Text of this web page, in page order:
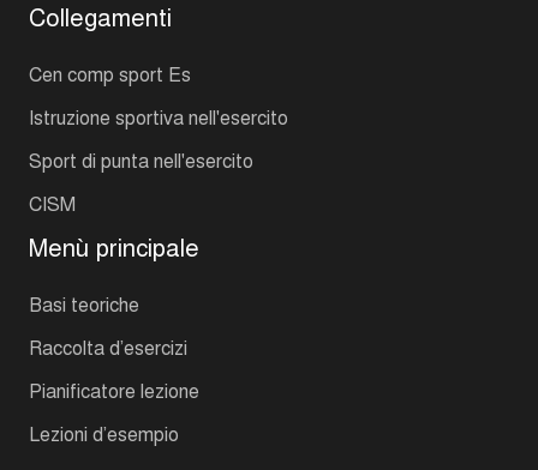
Collegamenti
Cen comp sport Es
Istruzione sportiva nell'esercito
Sport di punta nell'esercito
CISM
Menù principale
Basi teoriche
Raccolta d’esercizi
Pianificatore lezione
Lezioni d’esempio